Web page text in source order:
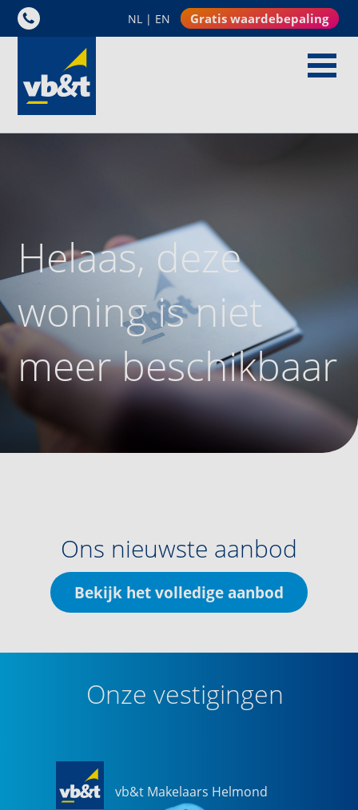
NL | EN Gratis waardebepaling
Helaas, deze
woning is niet
meer beschikbaar
Ons nieuwste aanbod
Bekijk het volledige aanbod
Onze vestigingen
vb&t Makelaars Helmond